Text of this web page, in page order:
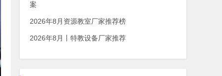
案
2026年8月资源教室厂家推荐榜
2026年8月丨特教设备厂家推荐